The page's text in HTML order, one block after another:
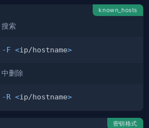
known_hosts
索
-F <ip/hostname>
删除
-R <ip/hostname>
密钥格式